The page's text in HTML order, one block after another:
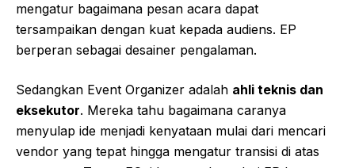
mengatur bagaimana pesan acara dapat
tersampaikan dengan kuat kepada audiens. EP
berperan sebagai desainer pengalaman.
Sedangkan Event Organizer adalah ahli teknis dan
eksekutor. Mereka tahu bagaimana caranya
menyulap ide menjadi kenyataan mulai dari mencari
vendor yang tepat hingga mengatur transisi di atas